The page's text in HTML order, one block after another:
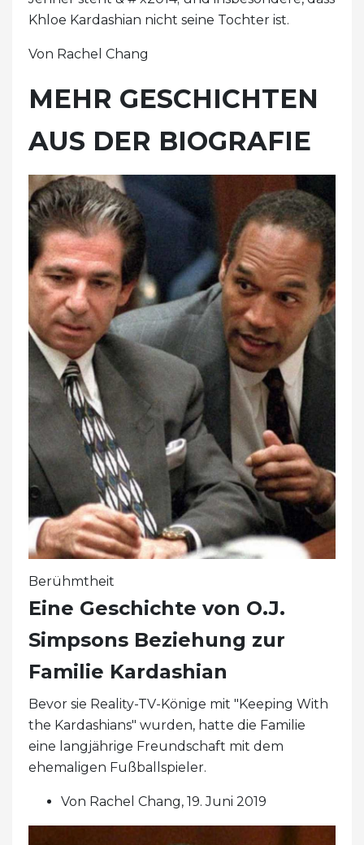
Khloe Kardashian nicht seine Tochter ist.
Von Rachel Chang
MEHR GESCHICHTEN
AUS DER BIOGRAFIE
Berühmtheit
Eine Geschichte von O.J.
Simpsons Beziehung zur
Familie Kardashian
Bevor sie Reality-TV-Könige mit "Keeping With
the Kardashians" wurden, hatte die Familie
eine langjährige Freundschaft mit dem
ehemaligen Fußballspieler.
Von Rachel Chang, 19. Juni 2019